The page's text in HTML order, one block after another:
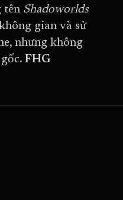
tên Shadoworlds
gian và sử
nhưng không
FHG